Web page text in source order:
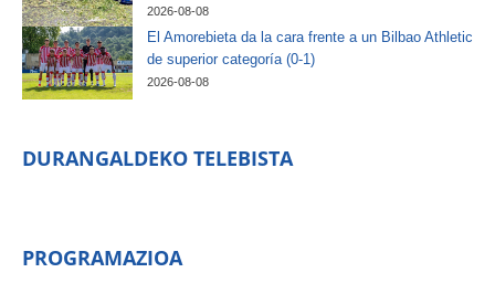
2026-08-08
El Amorebieta da la cara frente a un Bilbao Athletic
de superior categoría (0-1)
2026-08-08
DURANGALDEKO TELEBISTA
PROGRAMAZIOA